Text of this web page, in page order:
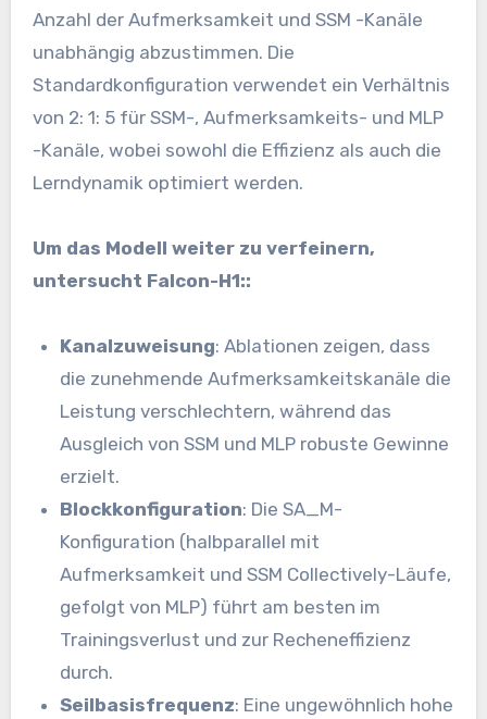
Anzahl der Aufmerksamkeit und SSM -Kanäle
unabhängig abzustimmen. Die
Standardkonfiguration verwendet ein Verhältnis
von 2: 1: 5 für SSM-, Aufmerksamkeits- und MLP
-Kanäle, wobei sowohl die Effizienz als auch die
Lerndynamik optimiert werden.
Um das Modell weiter zu verfeinern,
untersucht Falcon-H1::
Kanalzuweisung: Ablationen zeigen, dass
die zunehmende Aufmerksamkeitskanäle die
Leistung verschlechtern, während das
Ausgleich von SSM und MLP robuste Gewinne
erzielt.
Blockkonfiguration: Die SA_M-
Konfiguration (halbparallel mit
Aufmerksamkeit und SSM Collectively-Läufe,
gefolgt von MLP) führt am besten im
Trainingsverlust und zur Recheneffizienz
durch.
Seilbasisfrequenz: Eine ungewöhnlich hohe